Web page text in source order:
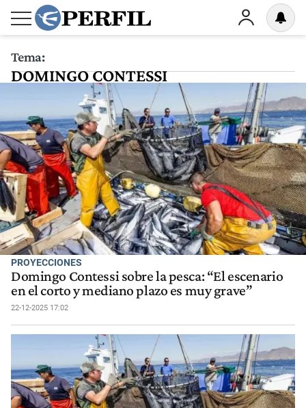
Tema:
DOMINGO CONTESSI
PROYECCIONES
Domingo Contessi sobre la pesca: “El escenario
en el corto y mediano plazo es muy grave”
22-12-2025 17:02